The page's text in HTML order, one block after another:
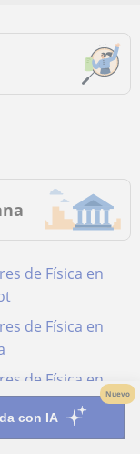
con IA
Nuevo
de Física en
de Física en
de Física en
de Túria
de Física en